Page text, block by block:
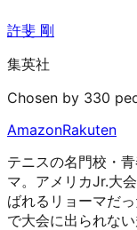
許斐 剛
集英社
Chosen by 330
AmazonRakuten
テニスの名門校・
マ。アメリカJr.大
ばれるリョーマだ
で大会に出られな